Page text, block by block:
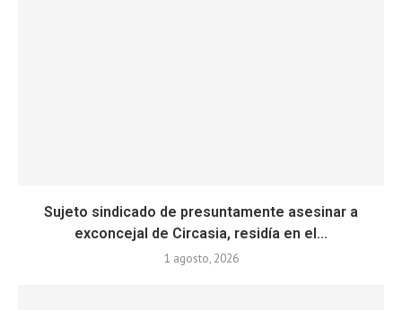
Sujeto sindicado de presuntamente asesinar a
exconcejal de Circasia, residía en el...
1 agosto, 2026